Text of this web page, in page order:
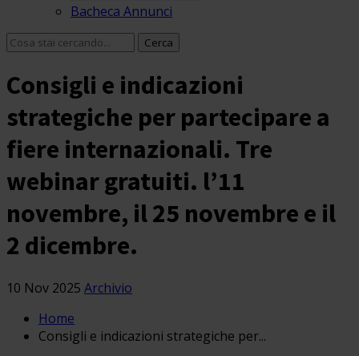
Bacheca Annunci
Consigli e indicazioni
strategiche per partecipare a
fiere internazionali. Tre
webinar gratuiti. l’11
novembre, il 25 novembre e il
2 dicembre.
10 Nov 2025 Archivio
Home
Consigli e indicazioni strategiche per...